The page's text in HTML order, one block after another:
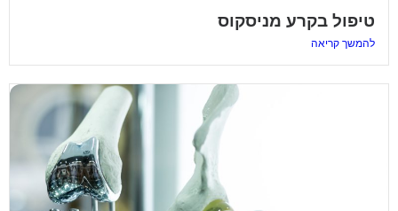
טיפול בקרע מניסקוס
להמשך קריאה